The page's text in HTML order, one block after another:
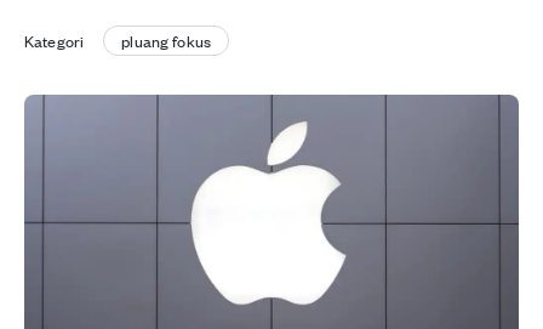
Kategori pluang fokus